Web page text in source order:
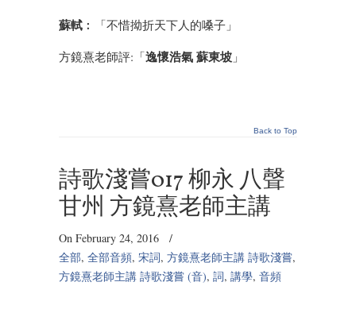
蘇軾 ︰「不惜拗折天下人的嗓子」
方鏡熹老師評:「逸懷浩氣 蘇東坡 」
Back to Top
詩歌淺嘗017 柳永 八聲
甘州 方鏡熹老師主講
On February 24, 2016
/
全部, 全部音頻, 宋詞, 方鏡熹老師主講 詩歌淺嘗,
方鏡熹老師主講 詩歌淺嘗 (音), 詞, 講學, 音頻